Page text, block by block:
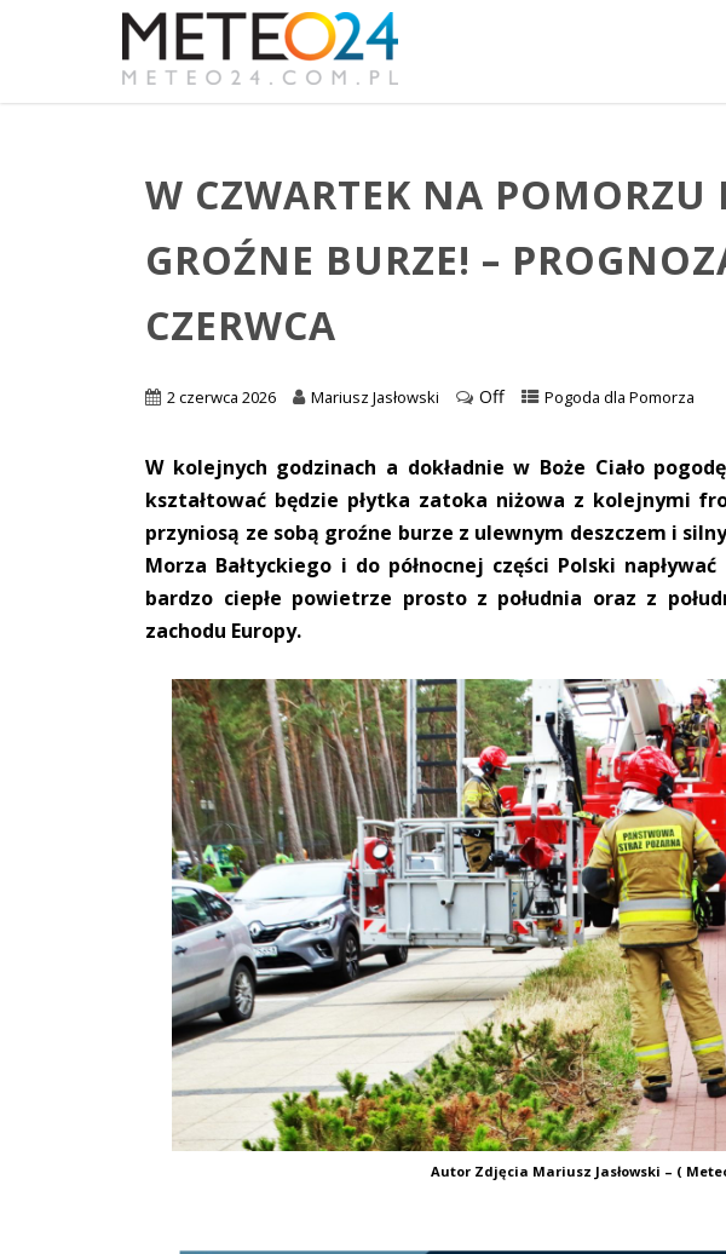
W CZWARTEK NA POMORZU
GROŹNE BURZE! –
CZERWCA
2 czerwca 2026 Mariusz Jasłowski Off Pogoda dla Pomorza
W kolejnych godzinach a dokładnie w Boże Ciało
kształtować będzie płytka zatoka niżowa z kolejnymi
przyniosą ze sobą groźne burze z ulewnym deszczem i
Morza Bałtyckiego i do północnej części Polski
bardzo ciepłe powietrze prosto z południa oraz z
zachodu Europy.
Autor Zdjęcia Mariusz Jasłowski – (